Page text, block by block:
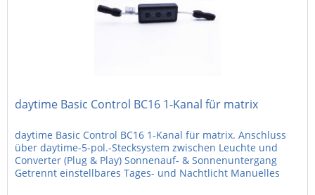
daytime Basic Control BC16 1-Kanal für matrix
daytime Basic Control BC16 1-Kanal für matrix. Anschluss
über daytime-5-pol.-Stecksystem zwischen Leuchte und
Converter (Plug & Play) Sonnenauf- & Sonnenuntergang
Getrennt einstellbares Tages- und Nachtlicht Manuelles